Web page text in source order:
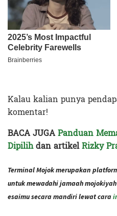
Kalau kalian punya
komentar!
BACA JUGAPanduan
Dipilihdan artikelRizky
Terminal Mojok merupakan
untuk mewadahi jamaah
esaimu secara mandiri lewat cara